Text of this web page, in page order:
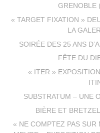
GRENOBLE
« TARGET FIXATION »
LA
SOIRÉE DES 25 ANS
FÊTE DU
« ITER »
SUBSTRATUM – UNE
BIÈRE ET
« NE COMPTEZ PAS SUR